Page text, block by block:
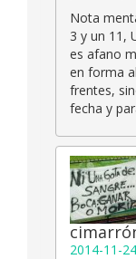
Nota
3 y un 11,
es afano
en forma
frentes,
fecha y
2014-11-